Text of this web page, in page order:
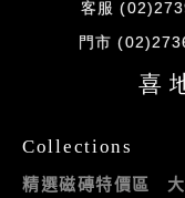
客服
門市
喜
Collections
精選磁磚特價區